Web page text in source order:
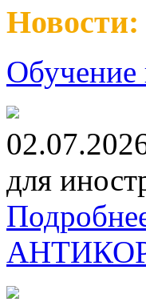
Новости:
Обучение
для